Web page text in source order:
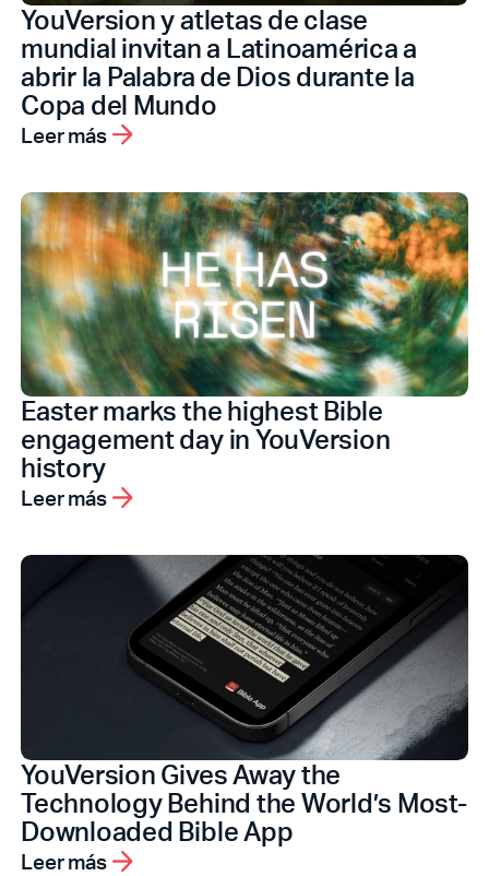
YouVersion y atletas de clase
mundial invitan a Latinoamérica a
abrir la Palabra de Dios durante la
Copa del Mundo
Leer más
Easter marks the highest Bible
engagement day in YouVersion
history
Leer más
YouVersion Gives Away the
Technology Behind the World’s Most-
Downloaded Bible App
Leer más